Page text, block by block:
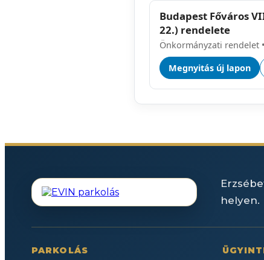
Budapest Főváros
22.) rendelete
Önkormányzati rendelet
Megnyitás új lapon
helyen.
PARKOLÁS